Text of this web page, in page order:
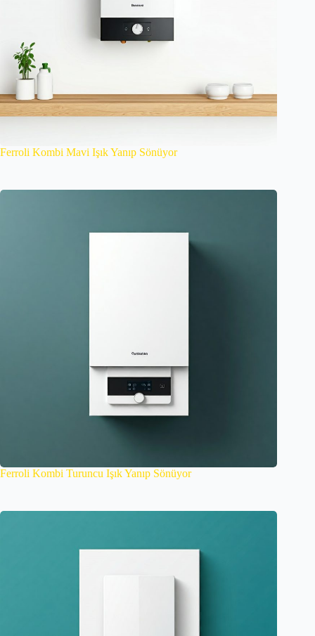
Ferroli Kombi Mavi Işık Yanıp Sönüyor
Ferroli Kombi Turuncu Işık Yanıp Sönüyor